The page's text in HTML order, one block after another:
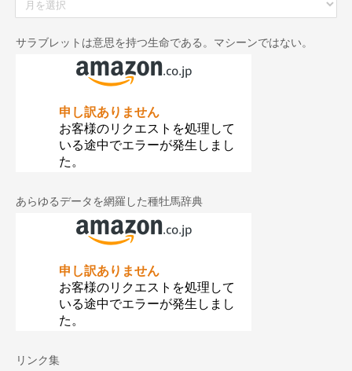
イ
サラブレットは意思を持つ生命である。マシーンではない。
あらゆるデータを網羅した種牡馬辞典
リンク集